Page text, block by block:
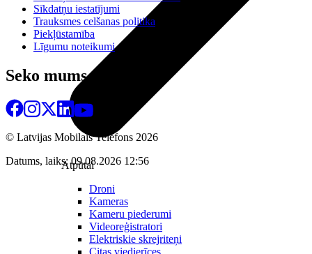
Atpūtai
Droni
Kameras
Kameru piederumi
Videoreģistratori
Elektriskie skrejriteņi
Citas viedierīces
Sīkdatņu iestatījumi
Trauksmes celšanas politika
Piekļūstamība
Līgumu noteikumi
Seko mums
© Latvijas Mobilais Telefons 2026
Datums, laiks: 09.08.2026 12:56